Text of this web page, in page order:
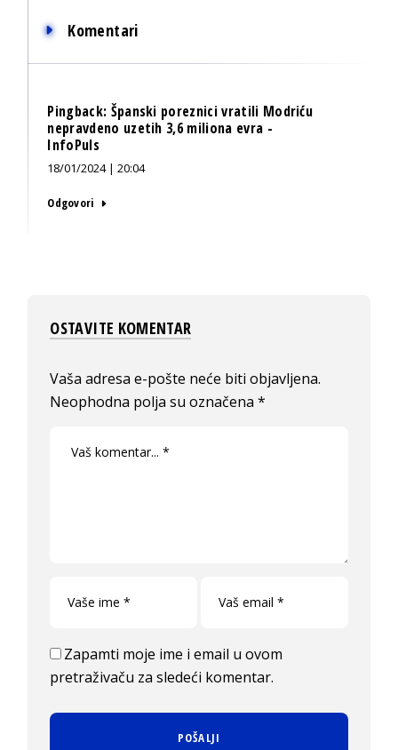
Komentari
Pingback: Španski poreznici vratili Modriću
nepravdeno uzetih 3,6 miliona evra -
InfoPuls
18/01/2024 | 20:04
Odgovori
OSTAVITE KOMENTAR
Vaša adresa e-pošte neće biti objavljena.
Neophodna polja su označena*
Zapamti moje ime i email u ovom
pretraživaču za sledeći komentar.